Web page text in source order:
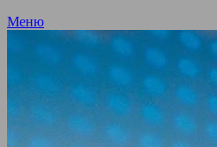
Меню